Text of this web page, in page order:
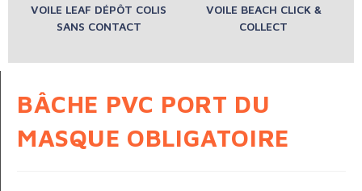
VOILE LEAF DÉPÔT COLIS
SANS CONTACT
VOILE BEACH CLICK &
COLLECT
BÂCHE PVC PORT DU
MASQUE OBLIGATOIRE